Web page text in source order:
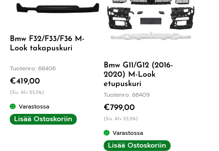
Bmw F32/F33/F36 M-
Look takapuskuri
Tuotenro: 68406
€419,00
(Sis. Alv 25,5%)
Varastossa
Lisää Ostoskoriin
Bmw G11/G12 (2016-
2020) M-Look
etupuskuri
Tuotenro: 68409
€799,00
(Sis. Alv 25,5%)
Varastossa
Lisää Ostoskoriin